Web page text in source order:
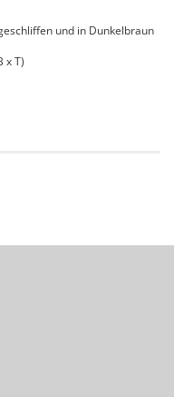
und in Dunkelbraun
x T)